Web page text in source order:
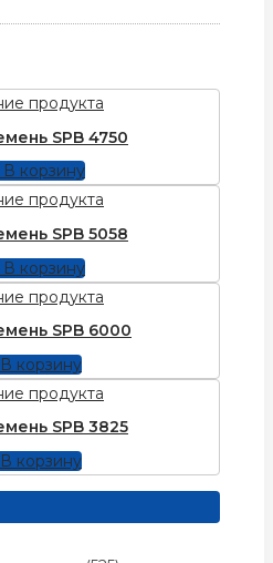
SPB 4750
В корзину
SPB 5058
В корзину
SPB 6000
В корзину
SPB 3825
В корзину